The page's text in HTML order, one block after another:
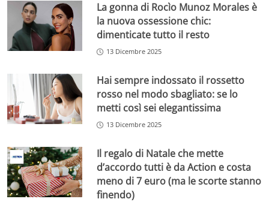
La gonna di Rocìo Munoz Morales è
la nuova ossessione chic:
dimenticate tutto il resto
13 Dicembre 2025
Hai sempre indossato il rossetto
rosso nel modo sbagliato: se lo
metti così sei elegantissima
13 Dicembre 2025
Il regalo di Natale che mette
d’accordo tutti è da Action e costa
meno di 7 euro (ma le scorte stanno
finendo)